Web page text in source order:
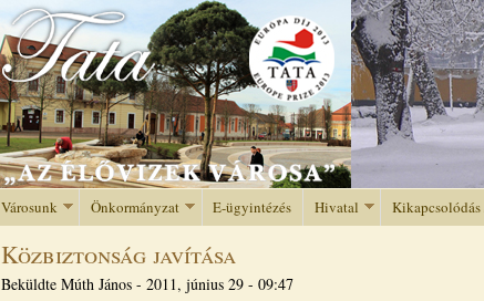
Városunk Önkormányzat E-ügyintézés Hivatal
Közbiztonság javítása
Beküldte Múth János - 2011, június 29 - 09:47